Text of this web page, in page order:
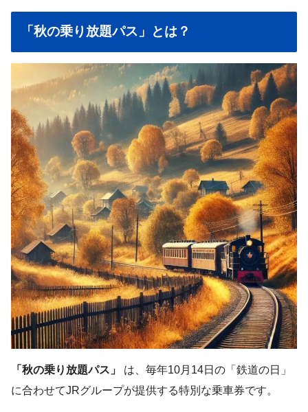
「秋の乗り放題パス」とは？
「秋の乗り放題パス」
は、毎年10月14日の「鉄道の日」
に合わせてJRグループが提供する特別な乗車券です。